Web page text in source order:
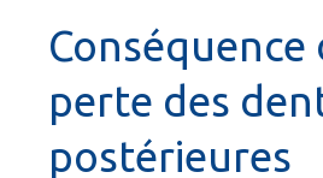
Conséquence
perte des
postérieures